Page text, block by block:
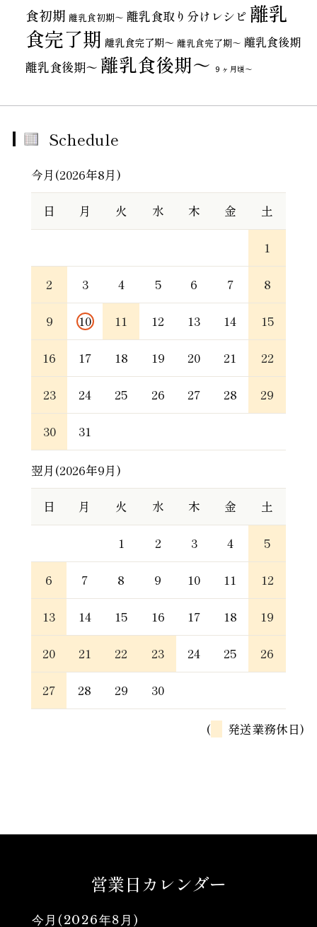
食初期 離乳食初期～ 離乳食取り分けレシピ 離乳
食完了期 離乳食完了期〜 離乳食完了期～ 離乳食後期
離乳食後期〜 離乳食後期～ ９ヶ月頃～
Schedule
今月(2026年8月)
日 月 火 水 木 金 土
1
2 3 4 5 6 7 8
9 10 11 12 13 14 15
16 17 18 19 20 21 22
23 24 25 26 27 28 29
30 31
翌月(2026年9月)
日 月 火 水 木 金 土
1 2 3 4 5
6 7 8 9 10 11 12
13 14 15 16 17 18 19
20 21 22 23 24 25 26
27 28 29 30
( 発送業務休日)
営業日カレンダー
今月(2026年8月)